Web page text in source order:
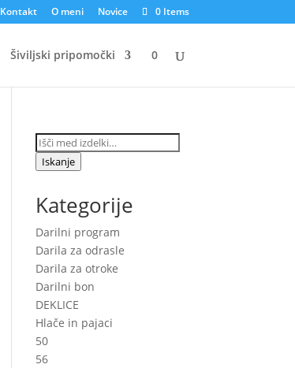
Kontakt O meni Novice 0 Items
Šiviljski pripomočki 0
Išči:
Iskanje
Kategorije
Darilni program
Darila za odrasle
Darila za otroke
Darilni bon
DEKLICE
Hlače in pajaci
50
56